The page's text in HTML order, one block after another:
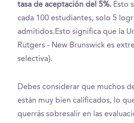
tasa de aceptación del 5%. Esto
cada 100 estudiantes, solo 5
admitidos.Esto significa que la
Rutgers - New Brunswick es
selectiva}.
Debes considerar que muchos
están muy bien calificados, lo
querrás sobresalir en las